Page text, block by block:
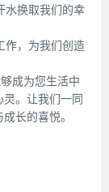
水换取我们的幸
作，为我们创造
成为您生活中
。让我们一同
长的喜悦。